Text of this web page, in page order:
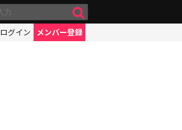
ログイン メンバー登録